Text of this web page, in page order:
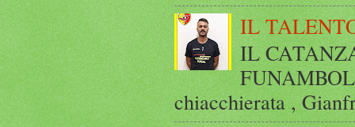
IL
IL
chiacchierata ,